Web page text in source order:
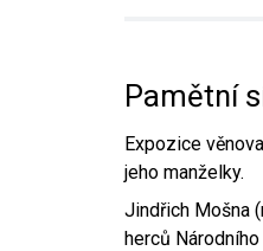
Pamětní
Expozice
jeho manželky.
Jindřich Mošna
herců